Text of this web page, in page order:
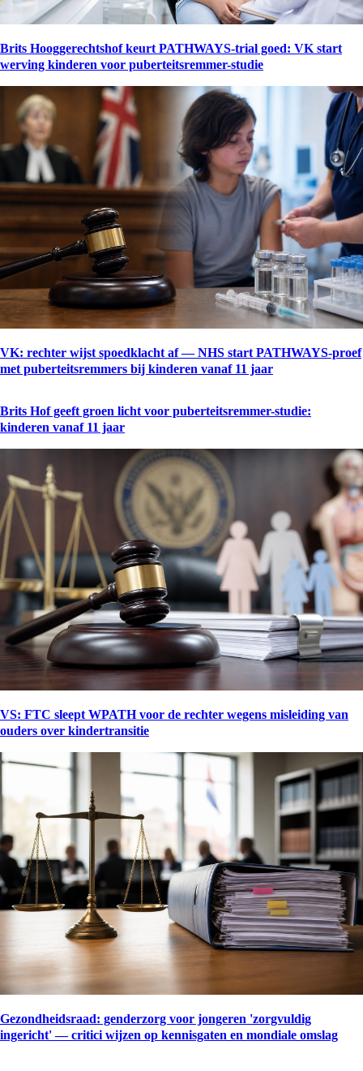
Brits Hooggerechtshof keurt PATHWAYS-trial goed: VK start
werving kinderen voor puberteitsremmer-studie
VK: rechter wijst spoedklacht af — NHS start PATHWAYS-proef
met puberteitsremmers bij kinderen vanaf 11 jaar
Brits Hof geeft groen licht voor puberteitsremmer-studie:
kinderen vanaf 11 jaar
VS: FTC sleept WPATH voor de rechter wegens misleiding van
ouders over kindertransitie
Gezondheidsraad: genderzorg voor jongeren 'zorgvuldig
ingericht' — critici wijzen op kennisgaten en mondiale omslag